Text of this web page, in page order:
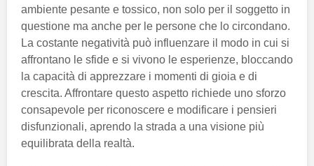
ambiente pesante e tossico, non solo per il soggetto in
questione ma anche per le persone che lo circondano.
La costante negatività può influenzare il modo in cui si
affrontano le sfide e si vivono le esperienze, bloccando
la capacità di apprezzare i momenti di gioia e di
crescita. Affrontare questo aspetto richiede uno sforzo
consapevole per riconoscere e modificare i pensieri
disfunzionali, aprendo la strada a una visione più
equilibrata della realtà.